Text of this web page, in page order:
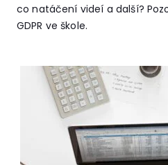
co natáčení videí a další?
GDPR ve škole.